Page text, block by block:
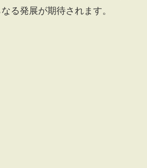
る発展が期待されます。